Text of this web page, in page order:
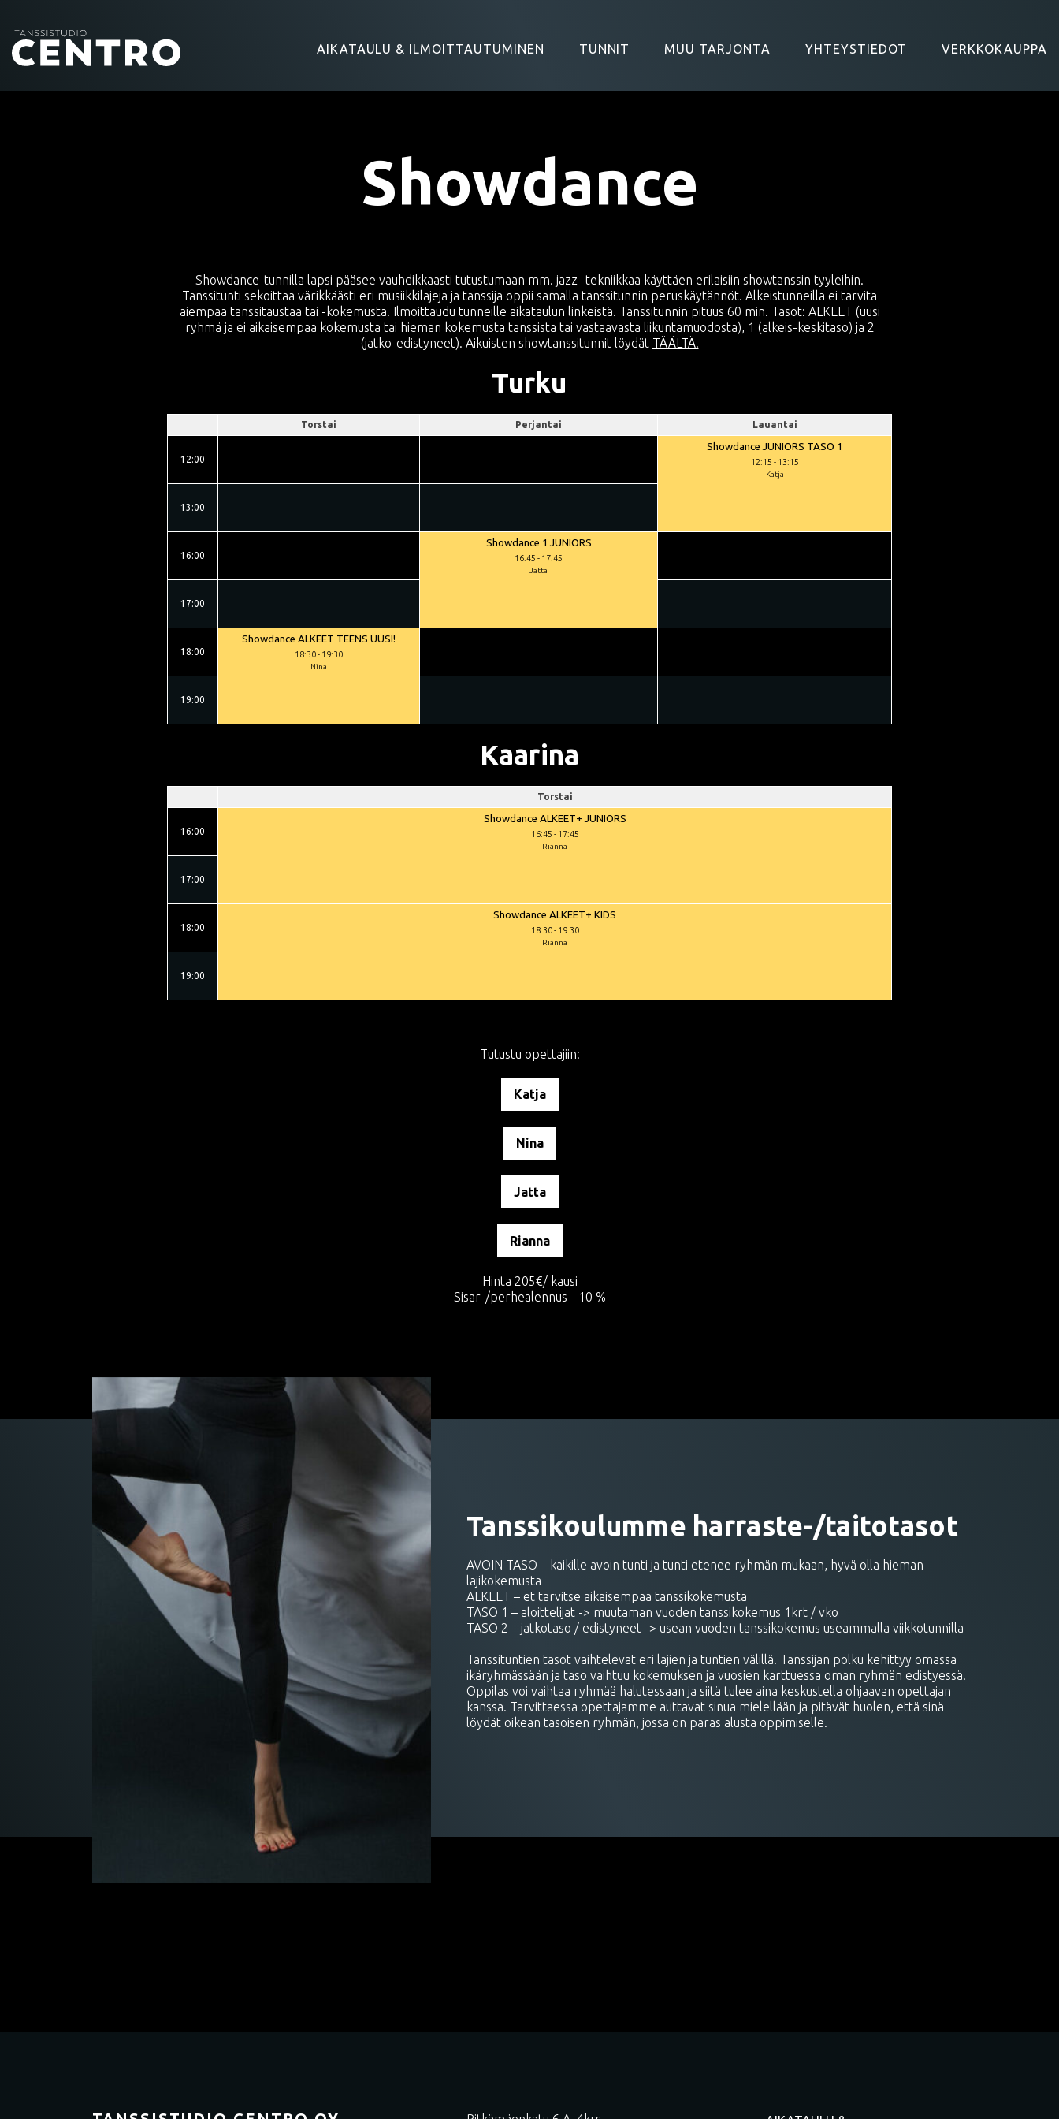
AIKATAULU & ILMOITTAUTUMINEN TUNNIT MUU TARJONTA YHTEYSTIEDOT VERKKOKAUPPA
Showdance
Showdance-tunnilla lapsi pääsee vauhdikkaasti tutustumaan mm. jazz -tekniikkaa käyttäen erilaisiin showtanssin tyyleihin.
Tanssitunti sekoittaa värikkäästi eri musiikkilajeja ja tanssija oppii samalla tanssitunnin peruskäytännöt. Alkeistunneilla ei tarvita
aiempaa tanssitaustaa tai -kokemusta! Ilmoittaudu tunneille aikataulun linkeistä. Tanssitunnin pituus 60 min. Tasot: ALKEET (uusi
ryhmä ja ei aikaisempaa kokemusta tai hieman kokemusta tanssista tai vastaavasta liikuntamuodosta), 1 (alkeis-keskitaso) ja 2
(jatko-edistyneet). Aikuisten showtanssitunnit löydät TÄÄLTÄ!
Turku
Torstai Perjantai Lauantai
12:00
Showdance JUNIORS TASO 1
12:15 - 13:15
Katja
13:00
16:00
Showdance 1 JUNIORS
16:45 - 17:45
Jatta
17:00
18:00
Showdance ALKEET TEENS UUSI!
18:30- 19:30
Nina
19:00
Kaarina
Torstai
16:00
Showdance ALKEET+ JUNIORS
16:45 - 17:45
Rianna
17:00
18:00
Showdance ALKEET+ KIDS
18:30 - 19:30
Rianna
19:00
Tutustu opettajiin:
Katja
Nina
Jatta
Rianna
Hinta 205€/ kausi
Sisar-/perhealennus -10 %
Tanssikoulumme harraste-/taitotasot
AVOIN TASO – kaikille avoin tunti ja tunti etenee ryhmän mukaan, hyvä olla hieman
lajikokemusta
ALKEET – et tarvitse aikaisempaa tanssikokemusta
TASO 1 – aloittelijat -> muutaman vuoden tanssikokemus 1krt / vko
TASO 2 – jatkotaso / edistyneet -> usean vuoden tanssikokemus useammalla viikkotunnilla
Tanssituntien tasot vaihtelevat eri lajien ja tuntien välillä. Tanssijan polku kehittyy omassa
ikäryhmässään ja taso vaihtuu kokemuksen ja vuosien karttuessa oman ryhmän edistyessä.
Oppilas voi vaihtaa ryhmää halutessaan ja siitä tulee aina keskustella ohjaavan opettajan
kanssa. Tarvittaessa opettajamme auttavat sinua mielellään ja pitävät huolen, että sinä
löydät oikean tasoisen ryhmän, jossa on paras alusta oppimiselle.